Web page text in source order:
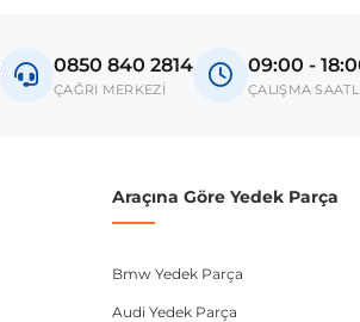
0850 840 2814
ÇAĞRI MERKEZİ
09:00 -
ÇALIŞMA
Araçına Göre Yedek Parça
Bmw Yedek Parça
Audi Yedek Parça